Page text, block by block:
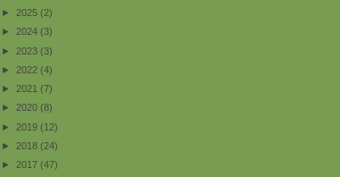
► 2025 (2)
► 2024 (3)
► 2023 (3)
► 2022 (4)
► 2021 (7)
► 2020 (8)
► 2019 (12)
► 2018 (24)
► 2017 (47)